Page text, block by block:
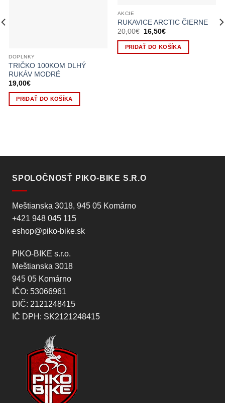
DOPLNKY
TRIČKO 100KOM DLHÝ
RUKÁV MODRÉ
19,00€
PRIDAŤ DO KOŠÍKA
AKCIE
RUKAVICE ARCTIC ČIERNE
20,00€ Pôvodná
bola:
20,00€.
16,50€Aktuálna
je:
16,50€.
PRIDAŤ DO KOŠÍKA
SPOLOČNOSŤ PIKO-BIKE S.R.O
Meštianska 3018, 945 05 Komárno
+421 948 045 115
eshop@piko-bike.sk
PIKO-BIKE s.r.o.
Meštianska 3018
945 05 Komárno
IČO: 53066961
DIČ: 2121248415
IČ DPH: SK2121248415